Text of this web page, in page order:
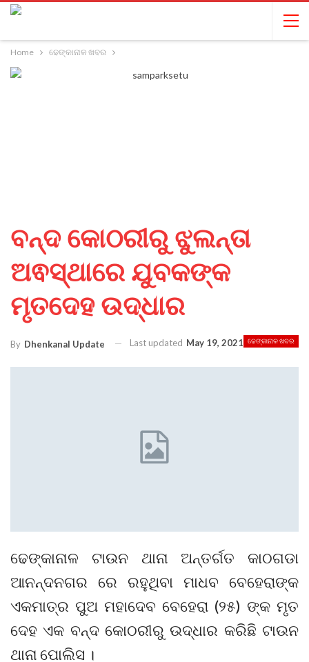
Home ଢେଙ୍କାନାଳ ଖବର
ବନ୍ଦ କୋଠରୀରୁ ଝୁଲନ୍ତା
ଅଵସ୍ଥାରେ ଯୁବକଙ୍କ
ମୃତଦେହ ଉଦ୍ଧାର
ଢେଙ୍କାନାଳ ଖବର
By Dhenkanal Update Last updated May 19, 2021
ଢେଙ୍କାନାଳ ଟାଉନ ଥାନା ଅନ୍ତର୍ଗତ କାଠଗଡା
ଆନନ୍ଦନଗର ରେ ରହୁଥିବା ମାଧବ ବେହେରାଙ୍କ
ଏକମାତ୍ର ପୁଅ ମହାଦେବ ବେହେରା (୨୫) ଙ୍କ ମୃତ
ଦେହ ଏକ ବନ୍ଦ କୋଠରୀରୁ ଉଦ୍ଧାର କରିଛି ଟାଉନ
ଥାନା ପୋଲିସ ।